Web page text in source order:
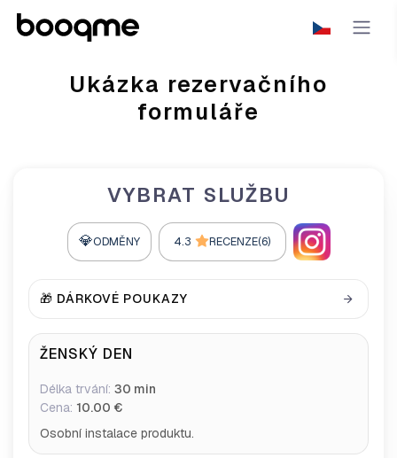
Ukázka rezervačního
formuláře
VYBRAT SLUŽBU
💎ODMĚNY 4.3 RECENZE(6)
🎁 DÁRKOVÉ POUKAZY
ŽENSKÝ DEN
Délka trvání: 30 min
Cena: 10.00 €
Osobní instalace produktu.